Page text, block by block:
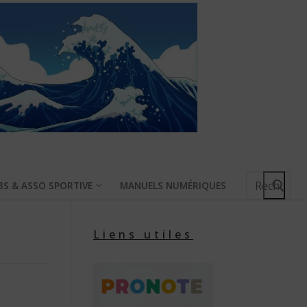
& ASSO SPORTIVE MANUELS NUMÉRIQUES
Rechercher
Liens utiles